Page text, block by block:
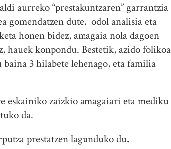
aurreko “prestakuntzaren” garrantzia
gomendatzen dute, odol analisia eta
honen bidez, amagaia nola dagoen
hauek konpondu. Bestetik, azido folikoa
3 hilabete lehenago, eta familia
eskainiko zaizkio amagaiari eta mediku
da.
prestatzen lagunduko du.